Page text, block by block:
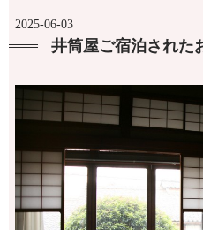
2025-06-03
井筒屋ご宿泊された